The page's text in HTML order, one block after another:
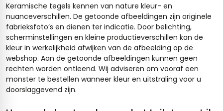
Keramische tegels kennen van nature kleur- en
nuanceverschillen. De getoonde afbeeldingen zijn originele
fabrieksfoto’s en dienen ter indicatie. Door belichting,
scherminstellingen en kleine productieverschillen kan de
kleur in werkelijkheid afwijken van de afbeelding op de
webshop. Aan de getoonde afbeeldingen kunnen geen
rechten worden ontleend. Wij adviseren om vooraf een
monster te bestellen wanneer kleur en uitstraling voor u
doorslaggevend zijn.